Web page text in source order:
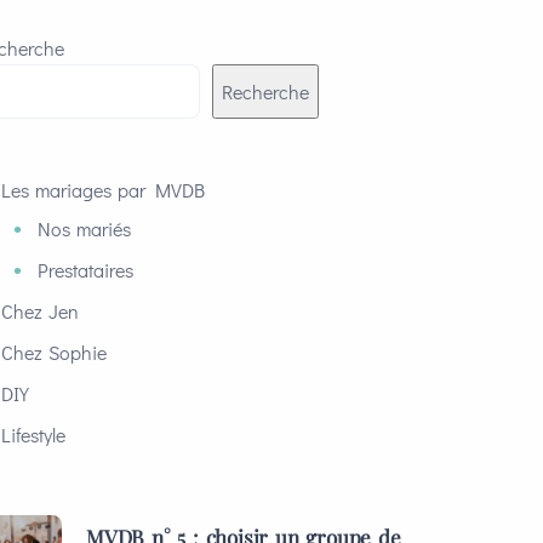
Recherche
Les mariages par MVDB
Nos mariés
Prestataires
Chez Jen
Chez Sophie
DIY
Lifestyle
MVDB n° 5 : choisir un groupe de